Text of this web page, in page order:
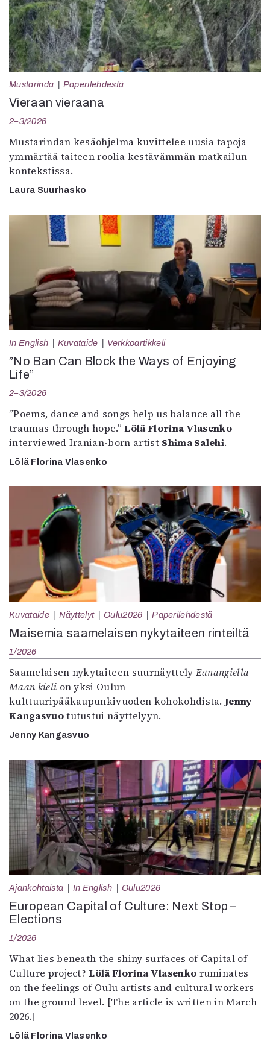
Mustarinda Paperilehdestä
Vieraan vieraana
2–3/2026
Mustarindan kesäohjelma kuvittelee uusia tapoja
ymmärtää taiteen roolia kestävämmän matkailun
kontekstissa.
Laura Suurhasko
In English Kuvataide Verkkoartikkeli
”No Ban Can Block the Ways of Enjoying
Life”
2–3/2026
”Poems, dance and songs help us balance all the
traumas through hope.”Lölä Florina Vlasenko
interviewed Iranian-born artist Shima Salehi.
Lölä Florina Vlasenko
Kuvataide Näyttelyt Oulu2026 Paperilehdestä
Maisemia saamelaisen nykytaiteen rinteiltä
1/2026
Saamelaisen nykytaiteen suurnäyttely Eanangiella –
Maan kieli on yksi Oulun
kulttuuripääkaupunkivuoden kohokohdista.Jenny
Kangasvuotutustui näyttelyyn.
Jenny Kangasvuo
Ajankohtaista In English Oulu2026
European Capital of Culture: Next Stop –
Elections
1/2026
What lies beneath the shiny surfaces of Capital of
Culture project?Lölä Florina Vlasenko ruminates
on the feelings of Oulu artists and cultural workers
on the ground level. [The article is written in March
2026.]
Lölä Florina Vlasenko